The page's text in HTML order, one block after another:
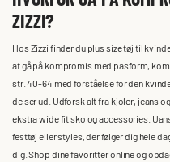
ZIZZI?
Hos Zizzi finder du plus size tøj til
at gå på kompromis med pasform,
str. 40-64 med forståelse for den
de ser ud. Udforsk alt fra kjoler, jeans
ekstra wide fit sko og accessories.
festtøj eller styles, der følger dig hele
dig. Shop dine favoritter online og